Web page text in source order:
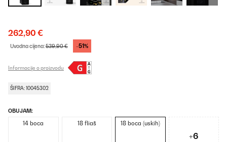
262,90 €
Uvodna cijena:539,90 € -51%
Informacije o proizvodu
ŠIFRA: 10045302
OBUJAM:
14 boca 18 fliaš 18 boca (uskih)
+6